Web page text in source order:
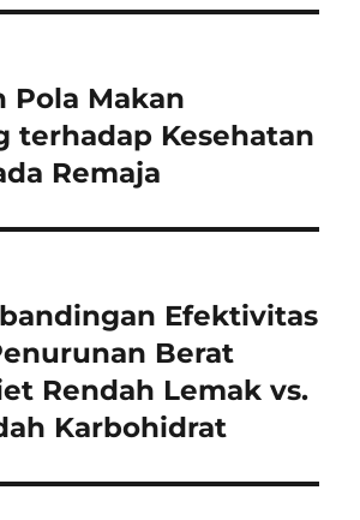
Pola Makan
terhadap Kesehatan
Remaja
Efektivitas
Berat
Rendah Lemak vs.
Karbohidrat